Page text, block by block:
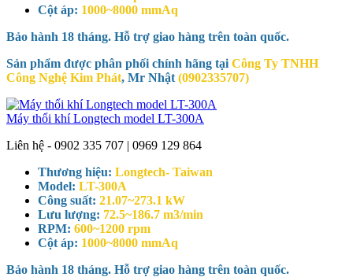
Cột áp: 1000~8000 mmAq
Bảo hành 18 tháng. Hỗ trợ giao hàng trên toàn quốc.
Sản phẩm được phân phối chính hãng tại Công Ty TNHH
Công Nghệ Kim Phát, Mr Nhật (0902335707)
Máy thổi khí Longtech model LT-300A
Liên hệ - 0902 335 707 | 0969 129 864
Thương hiệu: Longtech- Taiwan
Model: LT-300A
Công suất: 21.07~273.1 kW
Lưu lượng: 72.5~186.7 m3/min
RPM: 600~1200 rpm
Cột áp: 1000~8000 mmAq
Bảo hành 18 tháng. Hỗ trợ giao hàng trên toàn quốc.